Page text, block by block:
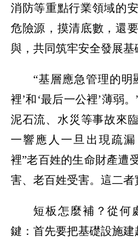
消防等重點行業領域的
危險源，摸清底數，還
與，共同筑牢安全發展基
“基層應急管理的明
裡’和‘最后一公裡’薄弱
泥石流、水災等事故來
一響應人一旦出現疏
裡”老百姓的生命財產遭
害、老百姓受害。這二者
短板怎麼補？從何
鍵：首先要把基礎設施建